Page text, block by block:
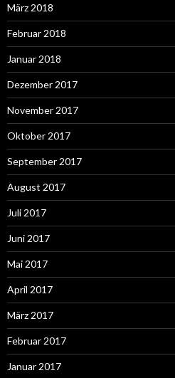
März 2018
Februar 2018
Januar 2018
Dezember 2017
November 2017
Oktober 2017
September 2017
August 2017
Juli 2017
Juni 2017
Mai 2017
April 2017
März 2017
Februar 2017
Januar 2017